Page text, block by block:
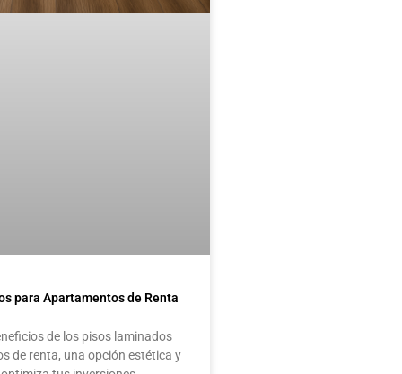
para Apartamentos de Renta
de los pisos laminados
de renta, una opción estética y